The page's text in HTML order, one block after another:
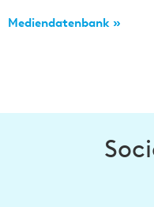
Mediendatenbank »